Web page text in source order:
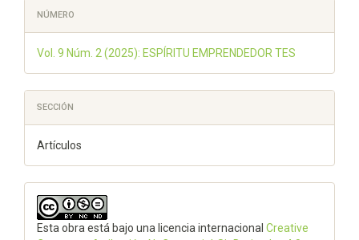
NÚMERO
Vol. 9 Núm. 2 (2025): ESPÍRITU EMPRENDEDOR TES
SECCIÓN
Artículos
Esta obra está bajo una licencia internacional Creative